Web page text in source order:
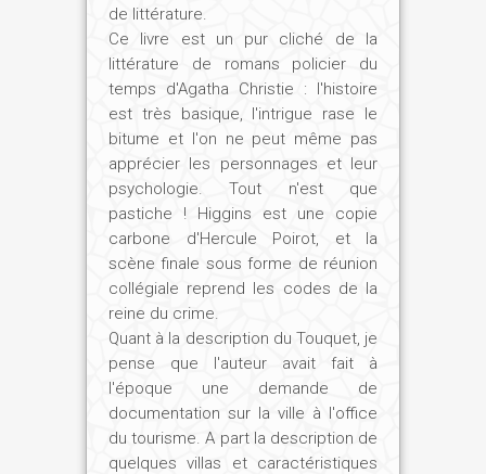
de littérature.
Ce livre est un pur cliché de la
littérature de romans policier du
temps d'Agatha Christie : l'histoire
est très basique, l'intrigue rase le
bitume et l'on ne peut même pas
apprécier les personnages et leur
psychologie. Tout n'est que
pastiche ! Higgins est une copie
carbone d'Hercule Poirot, et la
scène finale sous forme de réunion
collégiale reprend les codes de la
reine du crime.
Quant à la description du Touquet, je
pense que l'auteur avait fait à
l'époque une demande de
documentation sur la ville à l'office
du tourisme. A part la description de
quelques villas et caractéristiques